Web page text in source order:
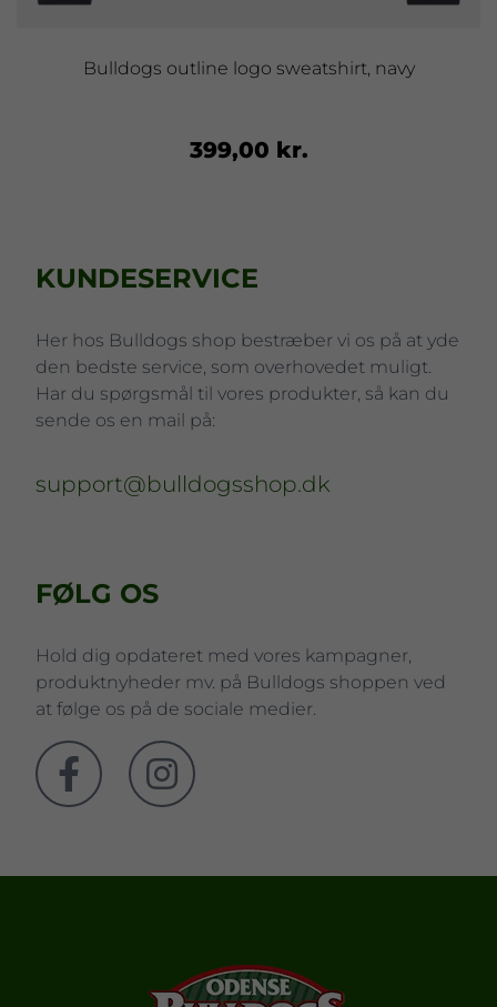
Bulldogs outline logo sweatshirt, navy
399,00 kr.
KUNDESERVICE
Her hos Bulldogs shop bestræber vi os på at yde
den bedste service, som overhovedet muligt.
Har du spørgsmål til vores produkter, så kan du
sende os en mail på:
support@bulldogsshop.dk
FØLG OS
Hold dig opdateret med vores kampagner,
produktnyheder mv. på Bulldogs shoppen ved
at følge os på de sociale medier.